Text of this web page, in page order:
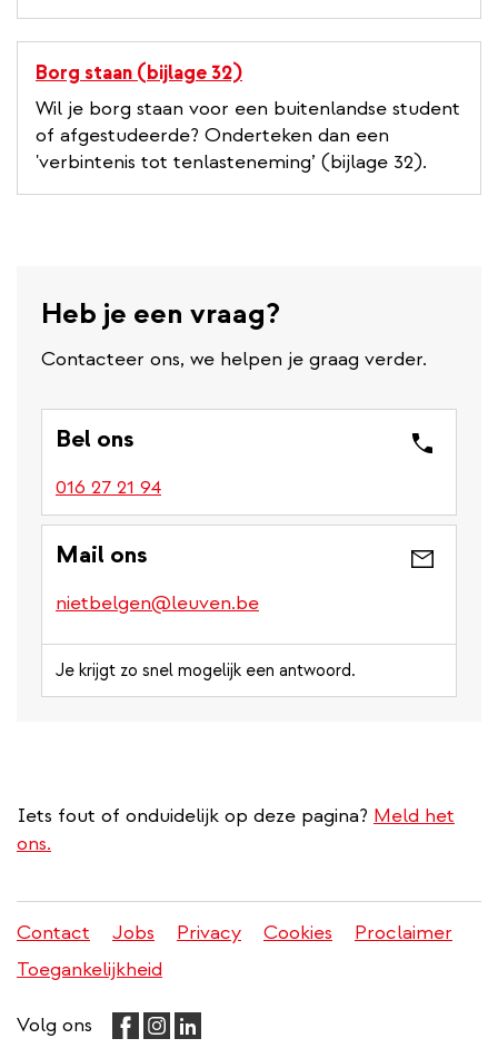
Borg staan (bijlage 32)
Wil je borg staan voor een buitenlandse student
of afgestudeerde? Onderteken dan een
'verbintenis tot tenlasteneming’ (bijlage 32).
Heb je een vraag?
Contacteer ons, we helpen je graag verder.
Bel ons
016 27 21 94
Mail ons
nietbelgen@leuven.be
Je krijgt zo snel mogelijk een antwoord.
Iets fout of onduidelijk op deze pagina? Meld het
ons.
Juridisch
menu
Contact Jobs Privacy Cookies
Proclaimer
Toegankelijkheid
Volg ons